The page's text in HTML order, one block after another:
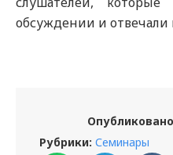
обсуждении и
Рубрики: Семинары